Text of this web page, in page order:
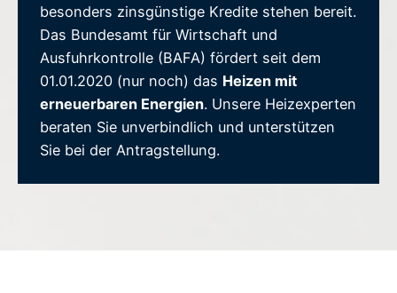
besonders zinsgünstige Kredite stehen bereit.
Das Bundesamt für Wirtschaft und
Ausfuhrkontrolle (BAFA) fördert seit dem
01.01.2020 (nur noch) das Heizen mit
erneuerbaren Energien. Unsere Heizexperten
beraten Sie unverbindlich und unterstützen
Sie bei der Antragstellung.